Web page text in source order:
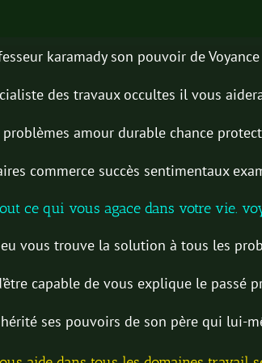
karamady son pouvoir de
des travaux occultes il vous
amour durable chance
commerce succès sentimentaux
ce qui vous agace dans votre vie.
vous trouve la solution à tous les
capable de vous explique le passé
ses pouvoirs de son père qui lui-